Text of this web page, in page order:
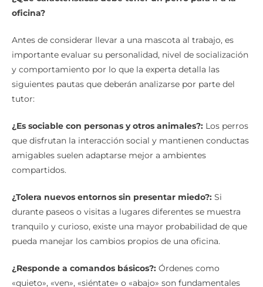
¿Qué características debe tener un perro para ir a la
Antes de considerar llevar a una mascota al trabajo, es
importante evaluar su personalidad, nivel de socialización
y comportamiento por lo que la experta detalla las
siguientes pautas que deberán analizarse por parte del
¿Es sociable con personas y otros animales?: Los perros
que disfrutan la interacción social y mantienen conductas
amigables suelen adaptarse mejor a ambientes
¿Tolera nuevos entornos sin presentar miedo?:Si
durante paseos o visitas a lugares diferentes se muestra
tranquilo y curioso, existe una mayor probabilidad de que
¿Responde a comandos básicos?: Órdenes como